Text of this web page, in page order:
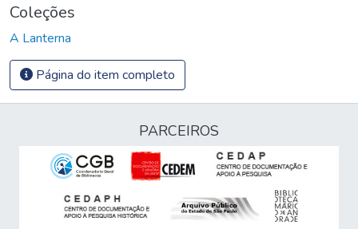
Coleções
A Lanterna
Página do item completo
PARCEIROS